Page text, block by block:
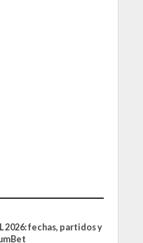
2026: fechas, partidos y